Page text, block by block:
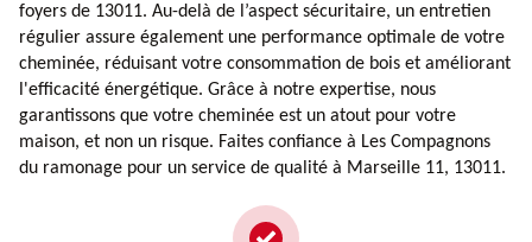
foyers de 13011. Au-delà de l’aspect sécuritaire, un entretien
régulier assure également une performance optimale de votre
cheminée, réduisant votre consommation de bois et améliorant
l'efficacité énergétique. Grâce à notre expertise, nous
garantissons que votre cheminée est un atout pour votre
maison, et non un risque. Faites confiance à Les Compagnons
du ramonage pour un service de qualité à Marseille 11, 13011.